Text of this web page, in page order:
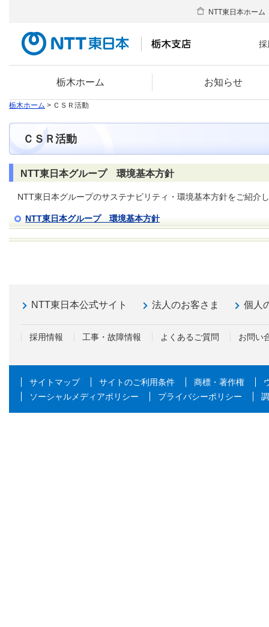
栃木ホーム お知らせ
NTT東日本ホーム
採
栃木ホーム > ＣＳＲ活動
ＣＳＲ活動
NTT東日本グループ 環境基本方針
NTT東日本グループのサステナビリティ・環境基本方針をご紹介
NTT東日本グループ 環境基本方針
NTT東日本公式サイト 法人のお客さま 個人
採用情報 工事・故障情報 よくあるご質問 お問い
サイトマップ サイトのご利用条件 商標・著作権
ソーシャルメディアポリシー
プライバシーポリシー